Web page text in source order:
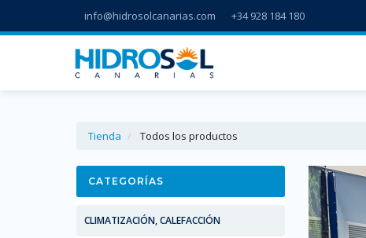
info@hidrosolcanarias.com +34 928 184 180
Tienda Todos los productos
CATEGORÍAS
CLIMATIZACIÓN, CALEFACCIÓN